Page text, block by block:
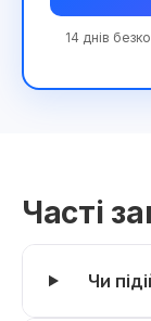
14 днів
Часті
Чи